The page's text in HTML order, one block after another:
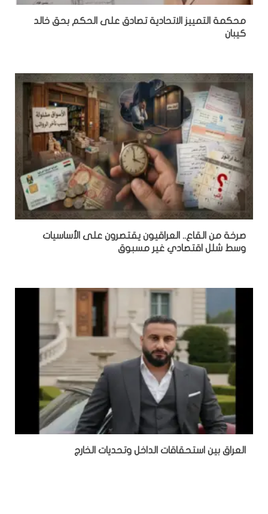
محكمة التمييز الاتحادية تصادق على الحكم بحق خالد
كيبان
صرخة من القاع.. العراقيون يقتصرون على الأساسيات
وسط شلل اقتصادي غير مسبوق
‏العراق بين استحقاقات الداخل وتحديات الخارج